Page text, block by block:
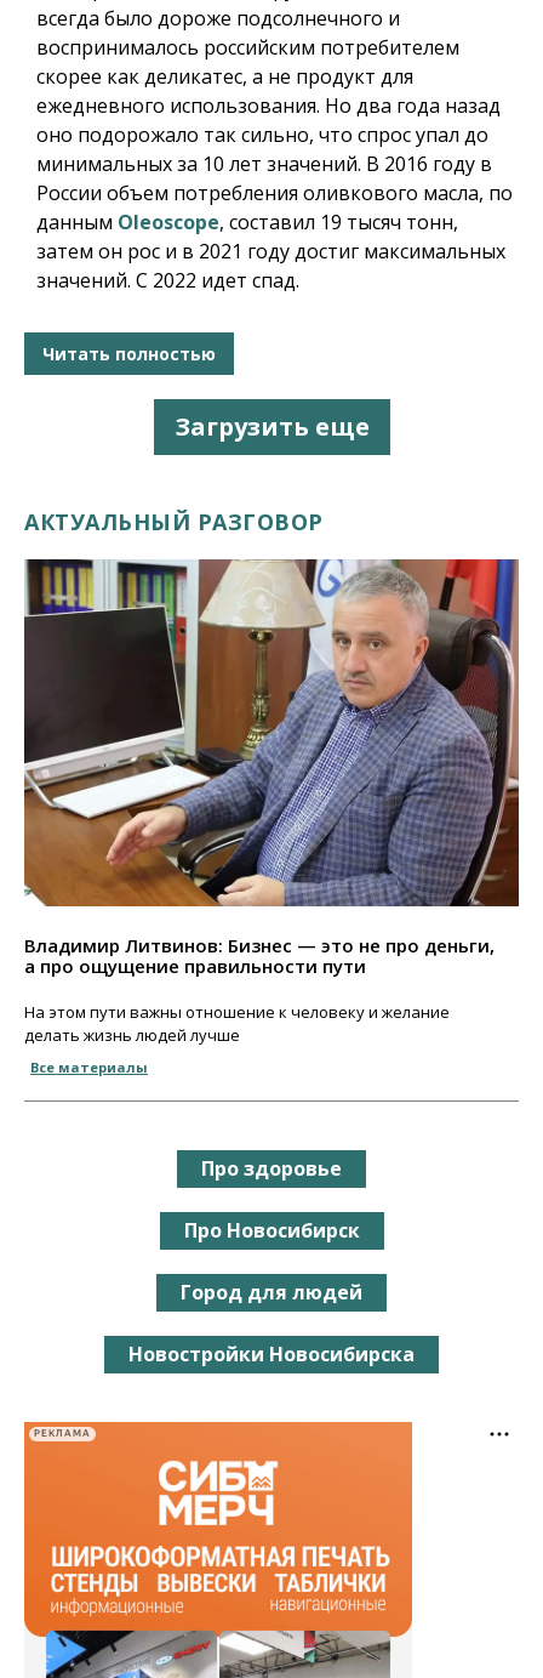
всегда было дороже подсолнечного и
воспринималось российским потребителем
скорее как деликатес, а не продукт для
ежедневного использования. Но два года назад
оно подорожало так сильно, что спрос упал до
минимальных за 10 лет значений. В 2016 году в
России объем потребления оливкового масла, по
данным Oleoscope, составил 19 тысяч тонн,
затем он рос и в 2021 году достиг максимальных
значений. С 2022 идет спад.
Читать полностью
Загрузить еще
АКТУАЛЬНЫЙ РАЗГОВОР
Владимир Литвинов: Бизнес — это не про деньги,
а про ощущение правильности пути
На этом пути важны отношение к человеку и желание
делать жизнь людей лучше
Все материалы
Про здоровье
Про Новосибирск
Город для людей
Новостройки Новосибирска
РЕКЛАМА